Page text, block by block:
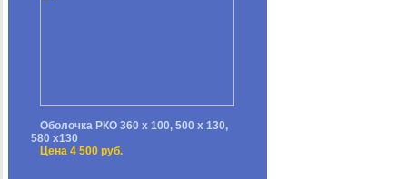
Оболочка РКО 360 х 100, 500 х 130,
580 х130
Цена 4 500 руб.